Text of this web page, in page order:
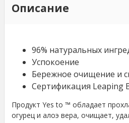
Описание
96% натуральных
Успокоение
Бережное очищение и
Сертификация Leaping
Продукт Yes to ™ обладает
огурец и алоэ вера, очищает,